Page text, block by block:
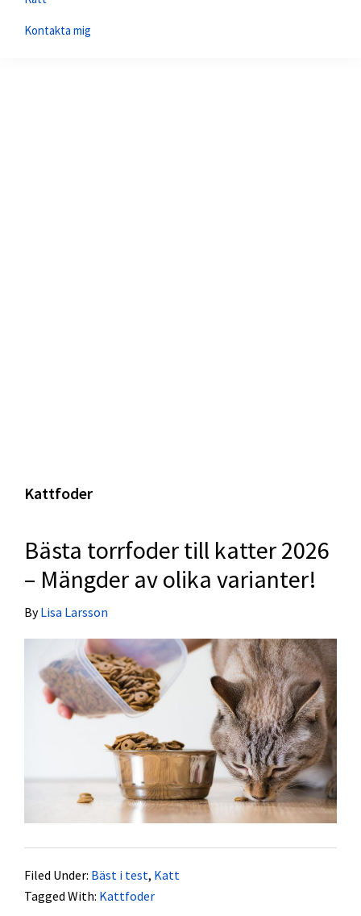
Kontakta mig
Kattfoder
Bästa torrfoder till katter 2026
– Mängder av olika varianter!
ByLisa Larsson
Filed Under: Bäst i test, Katt
Tagged With: Kattfoder